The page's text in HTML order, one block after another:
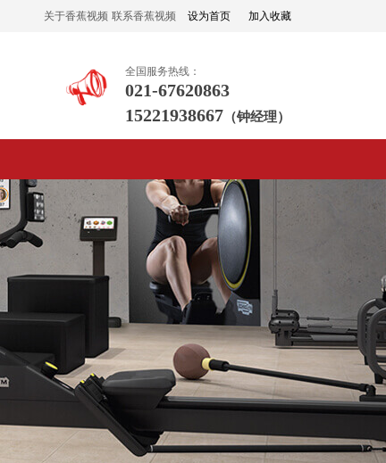
设为首页 加入收藏
联系香蕉视频
关于香蕉视频
全国服务热线：
021-67620863
15221938667 （钟经理）